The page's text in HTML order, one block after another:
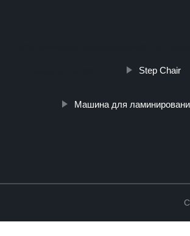
Step Chair
Машина для